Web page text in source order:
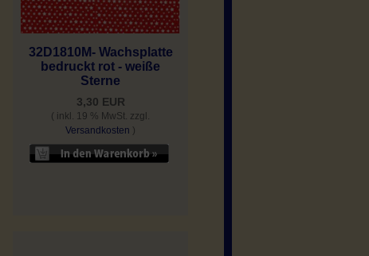
32D1810M- Wachsplatte
bedruckt rot - weiße
Sterne
3,30 EUR
( inkl. 19 % MwSt. zzgl.
Versandkosten )